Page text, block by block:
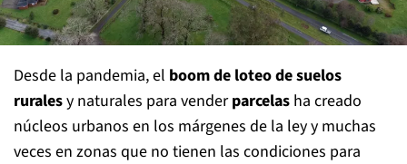
Desde la pandemia, el boom de loteo de suelos
ruralesy naturales para venderparcelas ha creado
núcleos urbanos en los márgenes de la ley y muchas
veces en zonas que no tienen las condiciones para